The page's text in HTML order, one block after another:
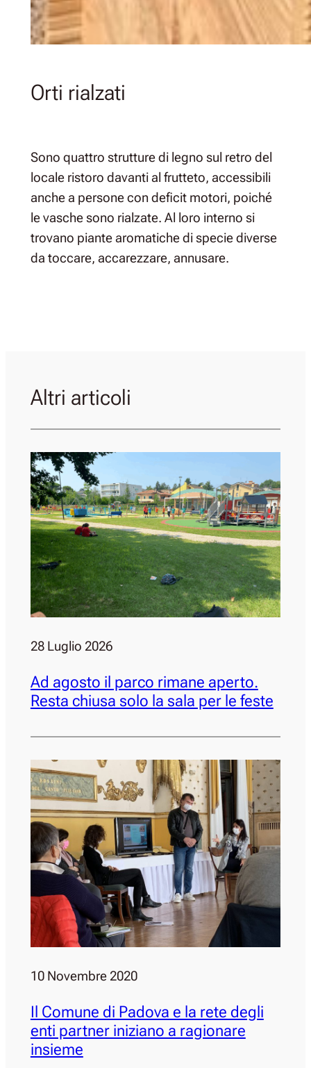
Orti rialzati
Sono quattro strutture di legno sul retro del
locale ristoro davanti al frutteto, accessibili
anche a persone con deficit motori, poiché
le vasche sono rialzate. Al loro interno si
trovano piante aromatiche di specie diverse
da toccare, accarezzare, annusare.
Altri articoli
28 Luglio 2026
Ad agosto il parco rimane aperto.
Resta chiusa solo la sala per le feste
10 Novembre 2020
Il Comune di Padova e la rete degli
enti partner iniziano a ragionare
insieme